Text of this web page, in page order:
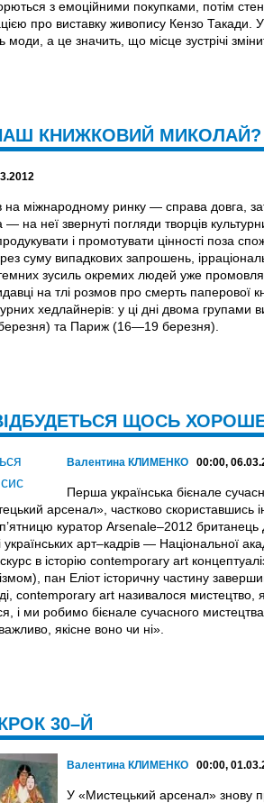
з емоційними покупками, потім
про виставку живопису Кензо Такади.
моди, а це значить, що місце зустрічі
КНИЖКОВИЙ МИКОЛАЙ?
на міжнародному ринку — справа довга,
на неї звернуті погляди творців
і промотувати цінності поза
суму випадкових запрошень,
зусиль окремих людей уже
на тлі розмов про смерть паперової
хедлайнерів: у ці дні двома групами
та Париж (16—19 березня).
ЩОСЬ
Валентина КЛИМЕНКО 00:00,
Перша українська бієнале
арсенал», частково
куратор Arsenale–2012 британець
арт–кадрів — Національної
в історію contemporary art
пан Еліот історичну частину
contemporary art називалося мистецтво,
і ми робимо бієнале сучасного
якісне воно чи ні».
30–Й
Валентина КЛИМЕНКО 00:00,
У «Мистецький арсенал» знову